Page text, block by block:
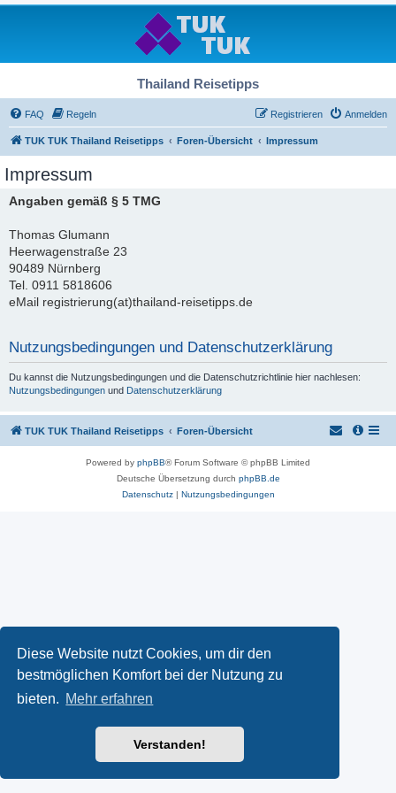
Diese Website nutzt Cookies, um dir den
bestmöglichen Komfort bei der Nutzung zu
bieten. Mehr erfahren
Verstanden!
Thailand Reisetipps
FAQ Regeln Anmelden
Registrieren
TUK TUK Thailand Reisetipps Foren-Übersicht Impressum
Impressum
Angaben gemäß § 5 TMG
Thomas Glumann
Heerwagenstraße 23
90489 Nürnberg
Tel. 0911 5818606
eMail registrierung(at)thailand-reisetipps.de
Nutzungsbedingungen und Datenschutzerklärung
Du kannst die Nutzungsbedingungen und die Datenschutzrichtlinie hier nachlesen:
Nutzungsbedingungen und Datenschutzerklärung
TUK TUK Thailand Reisetipps Foren-Übersicht
Powered by phpBB® Forum Software © phpBB Limited
Deutsche Übersetzung durch phpBB.de
Datenschutz| Nutzungsbedingungen